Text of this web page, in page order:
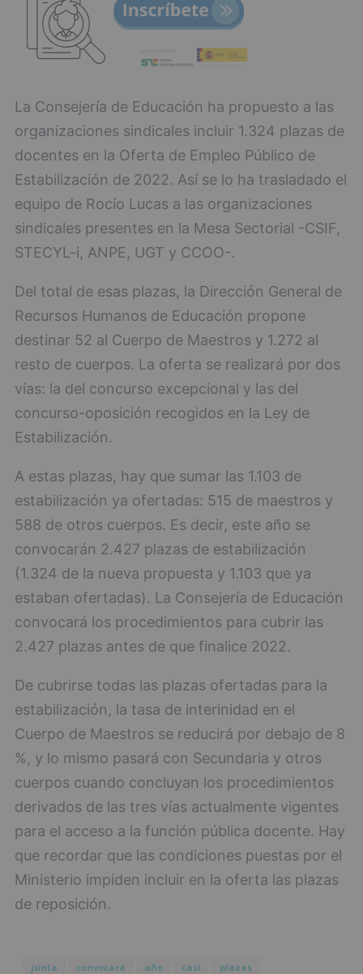
La Consejería de Educación ha propuesto a las
organizaciones sindicales incluir 1.324 plazas de
docentes en la Oferta de Empleo Público de
Estabilización de 2022. Así se lo ha trasladado el
equipo de Rocío Lucas a las organizaciones
sindicales presentes en la Mesa Sectorial -CSIF,
STECYL-i, ANPE, UGT y CCOO-.
Del total de esas plazas, la Dirección General de
Recursos Humanos de Educación propone
destinar 52 al Cuerpo de Maestros y 1.272 al
resto de cuerpos. La oferta se realizará por dos
vías: la del concurso excepcional y las del
concurso-oposición recogidos en la Ley de
Estabilización.
A estas plazas, hay que sumar las 1.103 de
estabilización ya ofertadas: 515 de maestros y
588 de otros cuerpos. Es decir, este año se
convocarán 2.427 plazas de estabilización
(1.324 de la nueva propuesta y 1.103 que ya
estaban ofertadas). La Consejería de Educación
convocará los procedimientos para cubrir las
2.427 plazas antes de que finalice 2022.
De cubrirse todas las plazas ofertadas para la
estabilización, la tasa de interinidad en el
Cuerpo de Maestros se reducirá por debajo de 8
%, y lo mismo pasará con Secundaria y otros
cuerpos cuando concluyan los procedimientos
derivados de las tres vías actualmente vigentes
para el acceso a la función pública docente. Hay
que recordar que las condiciones puestas por el
Ministerio impiden incluir en la oferta las plazas
de reposición.
junta convocará año casi plazas